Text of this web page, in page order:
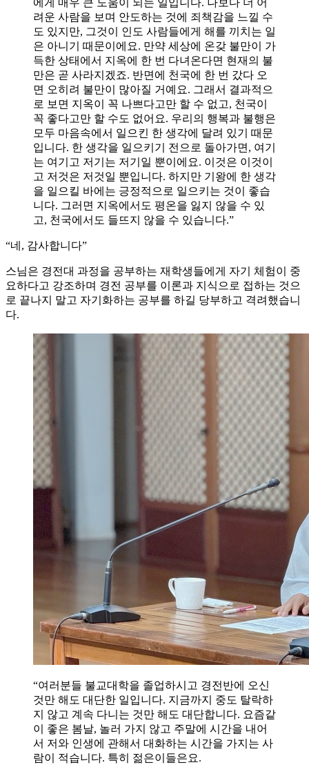
에게 매우 큰 도움이 되는 일입니다. 나보다 더 어
려운 사람을 보며 안도하는 것에 죄책감을 느낄 수
도 있지만, 그것이 인도 사람들에게 해를 끼치는 일
은 아니기 때문이에요. 만약 세상에 온갖 불만이 가
득한 상태에서 지옥에 한 번 다녀온다면 현재의 불
만은 곧 사라지겠죠. 반면에 천국에 한 번 갔다 오
면 오히려 불만이 많아질 거예요. 그래서 결과적으
로 보면 지옥이 꼭 나쁘다고만 할 수 없고, 천국이
꼭 좋다고만 할 수도 없어요. 우리의 행복과 불행은
모두 마음속에서 일으킨 한 생각에 달려 있기 때문
입니다. 한 생각을 일으키기 전으로 돌아가면, 여기
는 여기고 저기는 저기일 뿐이에요. 이것은 이것이
고 저것은 저것일 뿐입니다. 하지만 기왕에 한 생각
을 일으킬 바에는 긍정적으로 일으키는 것이 좋습
니다. 그러면 지옥에서도 평온을 잃지 않을 수 있
고, 천국에서도 들뜨지 않을 수 있습니다.”
“네, 감사합니다”
스님은 경전대 과정을 공부하는 재학생들에게 자기 체험이 중
요하다고 강조하며 경전 공부를 이론과 지식으로 접하는 것으
로 끝나지 말고 자기화하는 공부를 하길 당부하고 격려했습니
다.
“여러분들 불교대학을 졸업하시고 경전반에 오신
것만 해도 대단한 일입니다. 지금까지 중도 탈락하
지 않고 계속 다니는 것만 해도 대단합니다. 요즘같
이 좋은 봄날, 놀러 가지 않고 주말에 시간을 내어
서 저와 인생에 관해서 대화하는 시간을 가지는 사
람이 적습니다. 특히 젊은이들은요.